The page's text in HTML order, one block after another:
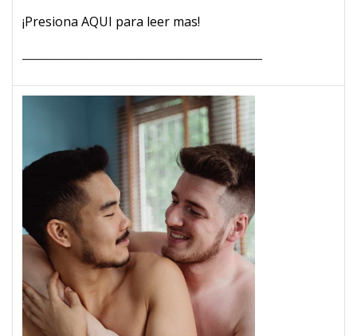
¡Presiona AQUI para leer mas!